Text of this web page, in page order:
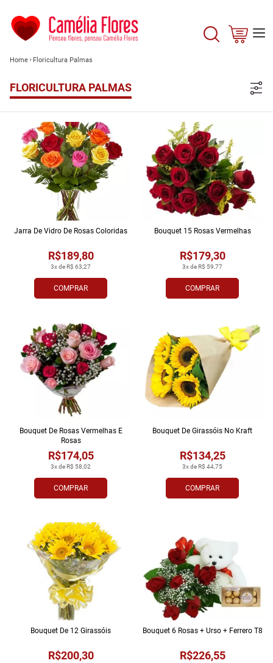
Home Floricultura Palmas
FLORICULTURA PALMAS
COMPRAR
3x de R$ 63,27
R$189,80
Jarra De Vidro De Rosas Coloridas
COMPRAR
3x de R$ 59,77
R$179,30
Bouquet 15 Rosas Vermelhas
COMPRAR
3x de R$ 58,02
R$174,05
Bouquet De Rosas Vermelhas E
Rosas
COMPRAR
3x de R$ 44,75
R$134,25
Bouquet De Girassóis No Kraft
R$200,30
Bouquet De 12 Girassóis
R$226,55
Bouquet 6 Rosas + Urso + Ferrero T8